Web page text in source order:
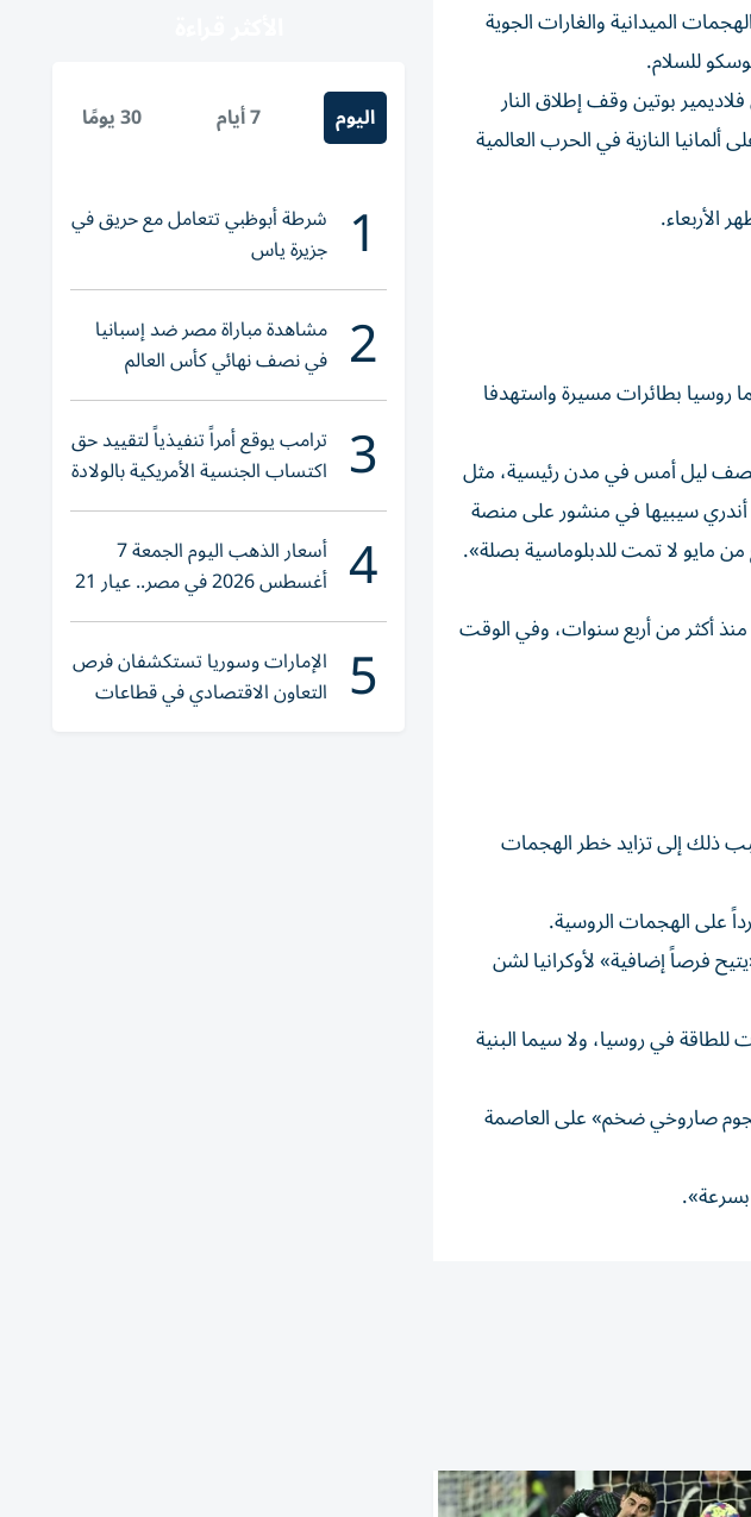
الميدانية والغارات الجوية
للسلام.
بوتين وقف إطلاق النار
النازية في الحرب العالمية
بطائرات مسيرة واستهدفا
ليل أمس في مدن رئيسية، مثل
وزير الخارجية الأوكراني ‌أندري سيبيها في منشور على منصة
مايو لا تمت للدبلوماسية بصلة».
منذ أكثر من أربع سنوات، وفي الوقت
ذلك إلى تزايد خطر الهجمات
على الهجمات الروسية.
‌فرصاً إضافية» لأوكرانيا لشن
في ⁠روسيا، ولا سيما البنية
صاروخي ضخم» على العاصمة
اليوم 7 أيام 30 يومًا
1 شرطة أبوظبي تتعامل مع حريق في
جزيرة ياس
2 مشاهدة مباراة مصر ضد إسبانيا
في نصف نهائي كأس العالم
لناشئات اليد 2026
3 ترامب يوقع أمراً تنفيذياً لتقييد حق
اكتساب الجنسية الأمريكية بالولادة
4 أسعار الذهب اليوم الجمعة 7
أغسطس 2026 في مصر.. عيار 21
يقترب من هذا الرقم
5 الإمارات وسوريا تستكشفان فرص
التعاون الاقتصادي في قطاعات